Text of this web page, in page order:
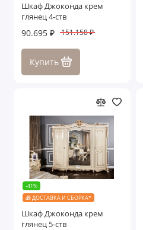
Шкаф Джоконда крем
глянец 4-ств
90.695 ₽ 151.158 ₽
Купить
-41%
🎁 ДОСТАВКА И СБОРКА*
Шкаф Джоконда крем
глянец 5-ств